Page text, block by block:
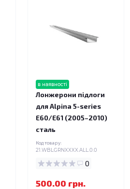
в наявності
Лонжерони підлоги
для Alpina 5-series
E60/E61 (2005–2010)
сталь
Код товару:
21.WBLGRNXXXX.ALL.0.0
0
500.00 грн.